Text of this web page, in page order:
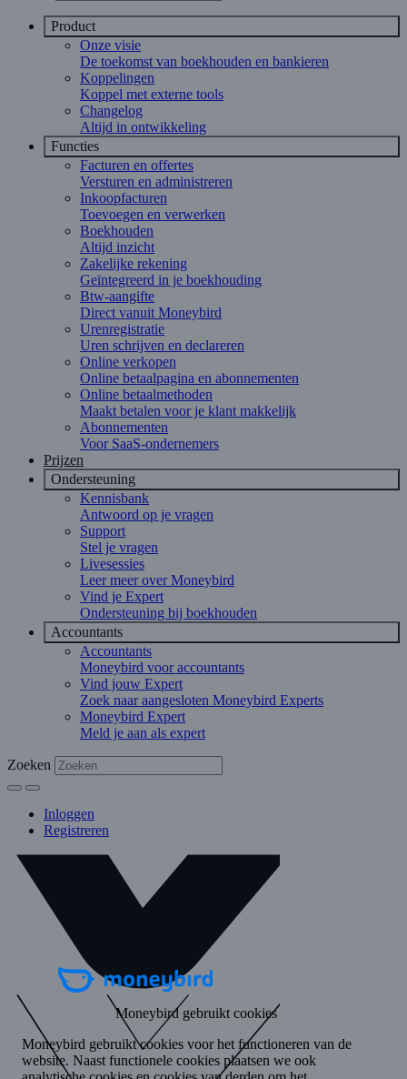
Product
Onze visie
De toekomst van boekhouden en bankieren
Koppelingen
Koppel met externe tools
Changelog
Altijd in ontwikkeling
Functies
Facturen en offertes
Versturen en administreren
Inkoopfacturen
Toevoegen en verwerken
Boekhouden
Altijd inzicht
Zakelijke rekening
Geïntegreerd in je boekhouding
Btw-aangifte
Direct vanuit Moneybird
Urenregistratie
Uren schrijven en declareren
Online verkopen
Online betaalpagina en abonnementen
Online betaalmethoden
Maakt betalen voor je klant makkelijk
Abonnementen
Voor SaaS-ondernemers
Prijzen
Ondersteuning
Kennisbank
Antwoord op je vragen
Support
Stel je vragen
Livesessies
Leer meer over Moneybird
Vind je Expert
Ondersteuning bij boekhouden
Accountants
Accountants
Moneybird voor accountants
Vind jouw Expert
Zoek naar aangesloten Moneybird Experts
Moneybird Expert
Meld je aan als expert
Zoeken
Inloggen
Registreren